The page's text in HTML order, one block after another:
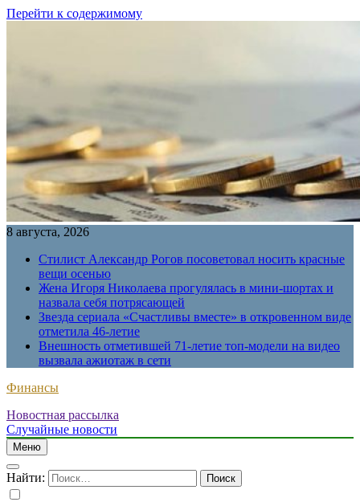
Перейти к содержимому
8 августа, 2026
Стилист Александр Рогов посоветовал носить красные
вещи осенью
Жена Игоря Николаева прогулялась в мини-шортах и
назвала себя потрясающей
Звезда сериала «Счастливы вместе» в откровенном виде
отметила 46-летие
Внешность отметившей 71-летие топ-модели на видео
вызвала ажиотаж в сети
Финансы
Новостная рассылка
Случайные новости
Меню
Найти: